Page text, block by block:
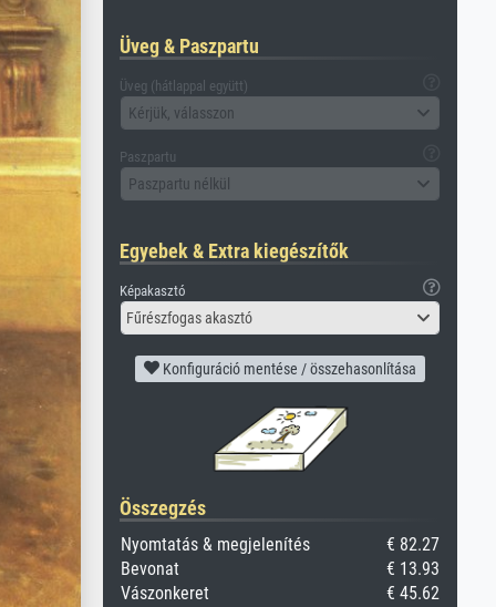
Üveg & Paszpartu
Üveg (hátlappal együtt)
Kérjük, válasszon
Paszpartu
Paszpartu nélkül
Egyebek & Extra kiegészítők
Képakasztó
Fűrészfogas akasztó
Konfiguráció mentése / összehasonlítása
Összegzés
Nyomtatás & megjelenítés
€ 82.27
Bevonat
€ 13.93
Vászonkeret
€ 45.62